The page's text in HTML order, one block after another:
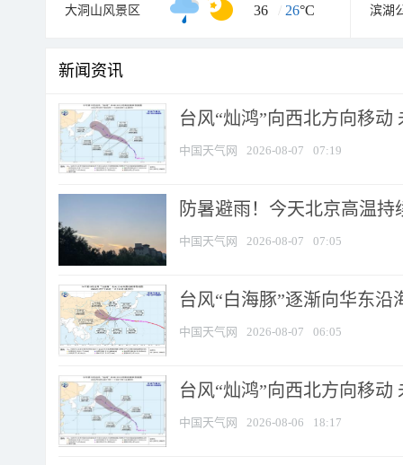
大洞山风景区 36 / 26°C 滨湖
新闻资讯
台风“灿鸿”向西北方向移动
中国天气网 2026-08-07 07:19
防暑避雨！今天北京高温
中国天气网 2026-08-07 07:05
台风“白海豚”逐渐向华东沿
中国天气网 2026-08-07 06:05
台风“灿鸿”向西北方向移动
中国天气网 2026-08-06 18:17